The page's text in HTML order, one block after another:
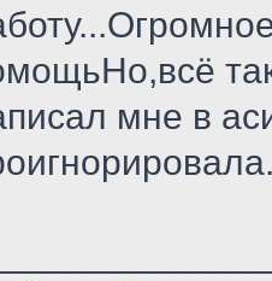
мне в